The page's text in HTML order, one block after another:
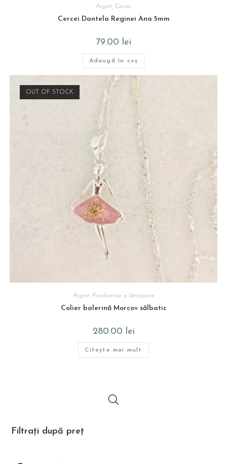
Argint Cercei
Cercei Dantela Reginei Ana 5mm
79.00 lei
Adaugă în coș
OUT OF STOCK
Argint, Pandantive și lănțișoare
Colier balerină Morcov sălbatic
280.00 lei
Citește mai mult
Filtrați după preț